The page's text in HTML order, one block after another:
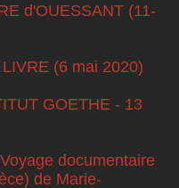
d'OUESSANT (11-
(6 mai 2020)
GOETHE - 13
documentaire
de Marie-